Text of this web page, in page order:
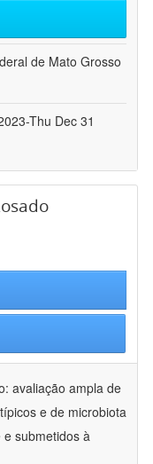
de Mato Grosso
Thu Dec 31
avaliação ampla de
e de microbiota
submetidos à